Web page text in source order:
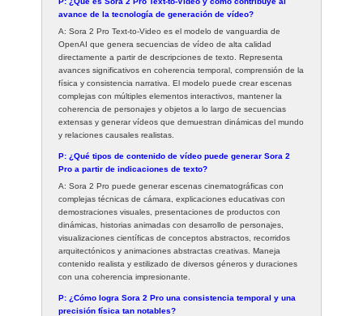
avance de la tecnología de generación de vídeo?
A: Sora 2 Pro Text-to-Video es el modelo de vanguardia de
OpenAI que genera secuencias de vídeo de alta calidad
directamente a partir de descripciones de texto. Representa
avances significativos en coherencia temporal, comprensión de la
física y consistencia narrativa. El modelo puede crear escenas
complejas con múltiples elementos interactivos, mantener la
coherencia de personajes y objetos a lo largo de secuencias
extensas y generar vídeos que demuestran dinámicas del mundo
y relaciones causales realistas.
P: ¿Qué tipos de contenido de vídeo puede generar Sora 2
Pro a partir de indicaciones de texto?
A: Sora 2 Pro puede generar escenas cinematográficas con
complejas técnicas de cámara, explicaciones educativas con
demostraciones visuales, presentaciones de productos con
dinámicas, historias animadas con desarrollo de personajes,
visualizaciones científicas de conceptos abstractos, recorridos
arquitectónicos y animaciones abstractas creativas. Maneja
contenido realista y estilizado de diversos géneros y duraciones
con una coherencia impresionante.
P: ¿Cómo logra Sora 2 Pro una consistencia temporal y una
precisión física tan notables?